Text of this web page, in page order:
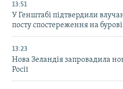
13:51
У Генштабі підтвердили
посту спостереження на
13:23
Нова Зеландія запровадила
Росії